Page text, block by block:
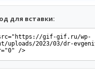
для вставки: